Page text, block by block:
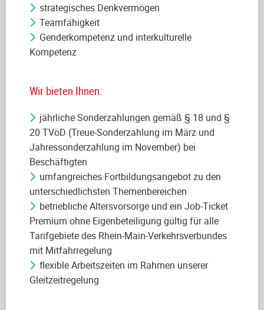
strategisches Denkvermögen
Teamfähigkeit
Genderkompetenz und interkulturelle
Kompetenz
Wir bieten Ihnen:
jährliche Sonderzahlungen gemäß § 18 und §
20 TVöD (Treue-Sonderzahlung im März und
Jahressonderzahlung im November) bei
Beschäftigten
umfangreiches Fortbildungsangebot zu den
unterschiedlichsten Themenbereichen
betriebliche Altersvorsorge und ein Job-Ticket
Premium ohne Eigenbeteiligung gültig für alle
Tarifgebiete des Rhein-Main-Verkehrsverbundes
mit Mitfahrregelung
flexible Arbeitszeiten im Rahmen unserer
Gleitzeitregelung